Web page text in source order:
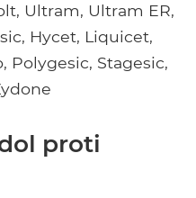
Ultram, Ultram ER,
Hycet, Liquicet,
Polygesic, Stagesic,
proti